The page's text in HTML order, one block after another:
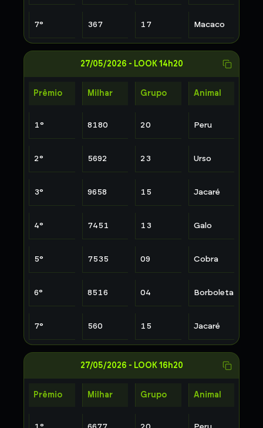
7° 367 17 Macaco
27/05/2026 - LOOK 14h20
Prêmio Milhar Grupo Animal
1° 8180 20 Peru
2° 5692 23 Urso
3° 9658 15 Jacaré
4° 7451 13 Galo
5° 7535 09 Cobra
6° 8516 04 Borboleta
7° 560 15 Jacaré
27/05/2026 - LOOK 16h20
Prêmio Milhar Grupo Animal